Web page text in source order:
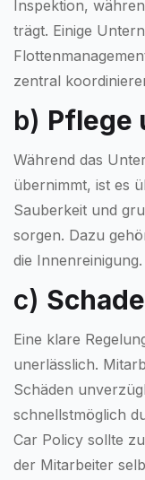
Inspektion,
trägt. Einige
zentral
b) Pflege
Während das
übernimmt, ist es
Sauberkeit und
sorgen. Dazu
die Innenreinigung.
c)
Eine klare
unerlässlich.
Schäden
schnellstmöglich
Car Policy sollte
der Mitarbeiter